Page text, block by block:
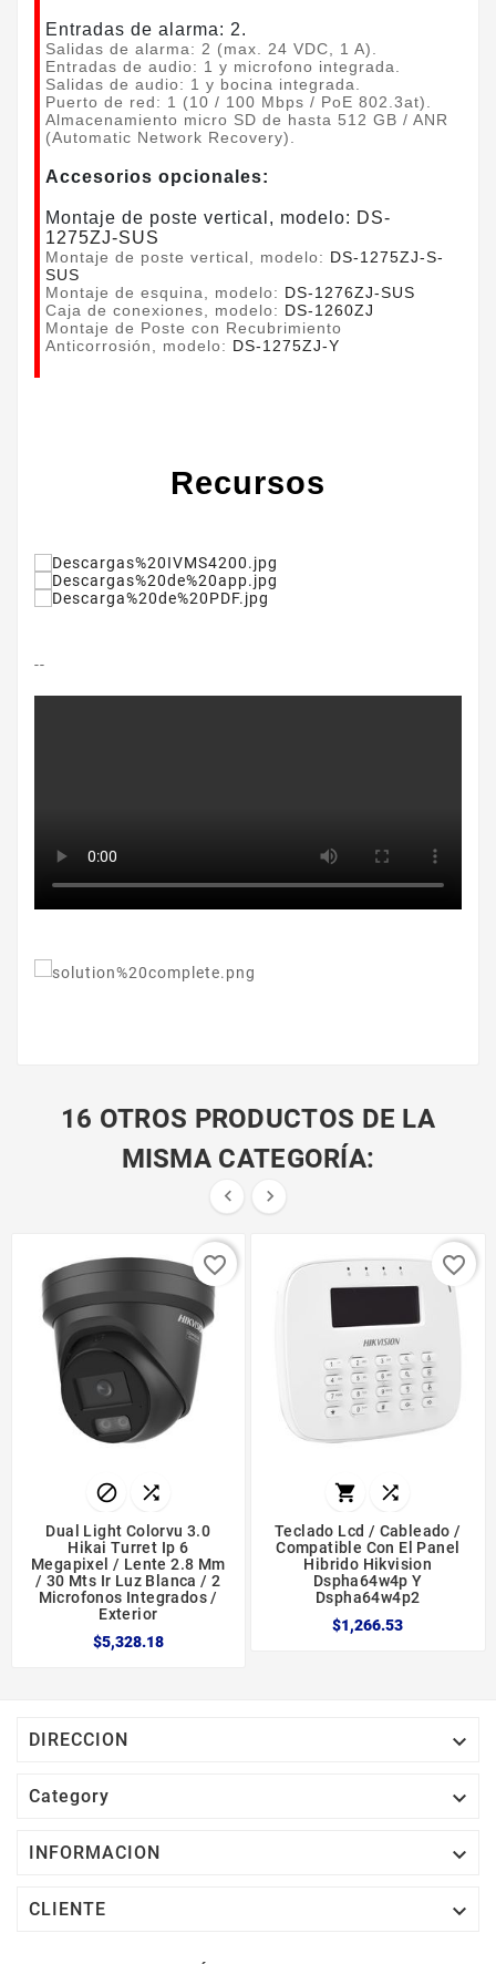
Entradas de alarma: 2.
Salidas de alarma: 2 (max. 24 VDC, 1 A).
Entradas de audio: 1 y microfono integrada.
Salidas de audio: 1 y bocina integrada.
Puerto de red: 1 (10 / 100 Mbps / PoE 802.3at).
Almacenamiento micro SD de hasta 512 GB / ANR
(Automatic Network Recovery).
Accesorios opcionales:
Montaje de poste vertical, modelo: DS-
1275ZJ-SUS
Montaje de poste vertical, modelo: DS-1275ZJ-S-
SUS
Montaje de esquina, modelo: DS-1276ZJ-SUS
Caja de conexiones, modelo: DS-1260ZJ
Montaje de Poste con Recubrimiento
Anticorrosión, modelo: DS-1275ZJ-Y
Recursos
--
16 OTROS PRODUCTOS DE LA
MISMA CATEGORÍA:
 
 
Dual Light Colorvu 3.0
Hikai Turret Ip 6
Megapixel / Lente 2.8 Mm
/ 30 Mts Ir Luz Blanca / 2
Microfonos Integrados /
Exterior
$5,328.18
favorite_border
 
Teclado Lcd / Cableado /
Compatible Con El Panel
Hibrido Hikvision
Dspha64w4p Y
Dspha64w4p2
$1,266.53
favorite_border
DIRECCION 
Category 
INFORMACION 
CLIENTE 